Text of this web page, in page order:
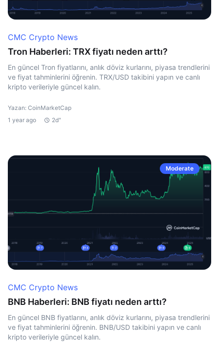
CMC Crypto News
Tron Haberleri: TRX fiyatı neden arttı?
En güncel Tron fiyatlarını, anlık döviz kurlarını, piyasa trendlerini
ve fiyat tahminlerini öğrenin. TRX/USD takibini yapın ve canlı
kripto verileriyle güncel kalın.
Yazan: CoinMarketCap
1 year ago
2d"
Moderate
CMC Crypto News
BNB Haberleri: BNB fiyatı neden arttı?
En güncel BNB fiyatlarını, anlık döviz kurlarını, piyasa trendlerini
ve fiyat tahminlerini öğrenin. BNB/USD takibini yapın ve canlı
kripto verileriyle güncel kalın.